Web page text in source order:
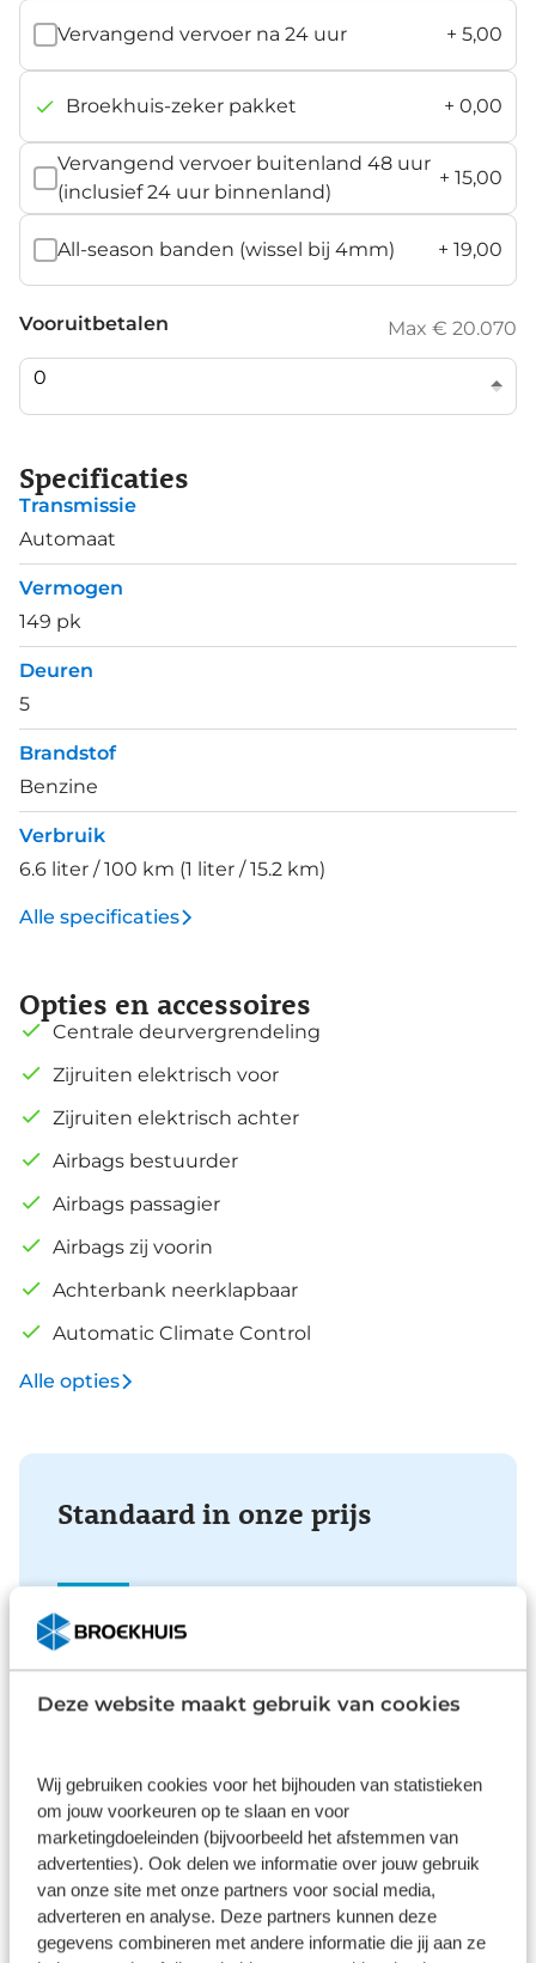
Deze website maakt gebruik van cookies
Wij gebruiken cookies voor het bijhouden van statistieken
om jouw voorkeuren op te slaan en voor
marketingdoeleinden (bijvoorbeeld het afstemmen van
advertenties). Ook delen we informatie over jouw gebruik
van onze site met onze partners voor social media,
adverteren en analyse. Deze partners kunnen deze
gegevens combineren met andere informatie die jij aan ze
Vervangend vervoer na 24 uur + 5,00
Broekhuis-zeker pakket + 0,00
Vervangend vervoer buitenland 48 uur
(inclusief 24 uur binnenland)
+ 15,00
All-season banden (wissel bij 4mm) + 19,00
Vooruitbetalen Max € 20.070
Specificaties
Transmissie
Automaat
Vermogen
149 pk
Deuren
5
Brandstof
Benzine
Verbruik
6.6 liter / 100 km (1 liter / 15.2 km)
Alle specificaties
Opties en accessoires
Centrale deurvergrendeling
Zijruiten elektrisch voor
Zijruiten elektrisch achter
Airbags bestuurder
Airbags passagier
Airbags zij voorin
Achterbank neerklapbaar
Automatic Climate Control
Alle opties
Standaard in onze prijs
Met private lease is uw auto all-risk verzekerd. De
verhaalbare schade betaalt u alleen uw eigen
risico.